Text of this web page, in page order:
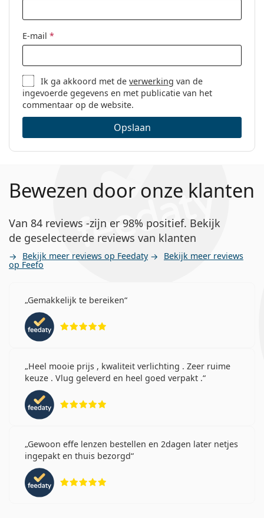
E-mail *
Ik ga akkoord met deverwerking van de
ingevoerde gegevens en met publicatie van het
commentaar op de website.
Opslaan
Bewezen door onze klanten
Van 84 reviews -zijn er 98% positief. Bekijk
de geselecteerde reviews van klanten
Bekijk meer reviews op Feedaty Bekijk meer reviews
op Feefo
Gemakkelijk te bereiken
Heel mooie prijs , kwaliteit verlichting . Zeer ruime
keuze . Vlug geleverd en heel goed verpakt .
Gewoon effe lenzen bestellen en 2dagen later netjes
ingepakt en thuis bezorgd